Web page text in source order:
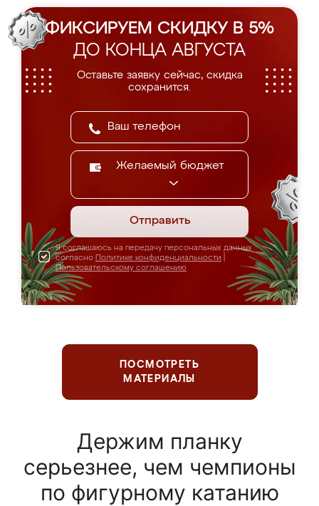
ФИКСИРУЕМ СКИДКУ В 5%
ДО КОНЦА АВГУСТА
Оставьте заявку сейчас, скидка
сохранится.
Желаемый бюджет
Отправить
Я соглашаюсь на передачу персональных данных
согласно Политике конфиденциальности
Пользовательскому соглашению
ПОСМОТРЕТЬ
МАТЕРИАЛЫ
Держим планку
серьезнее, чем чемпионы
по фигурному катанию